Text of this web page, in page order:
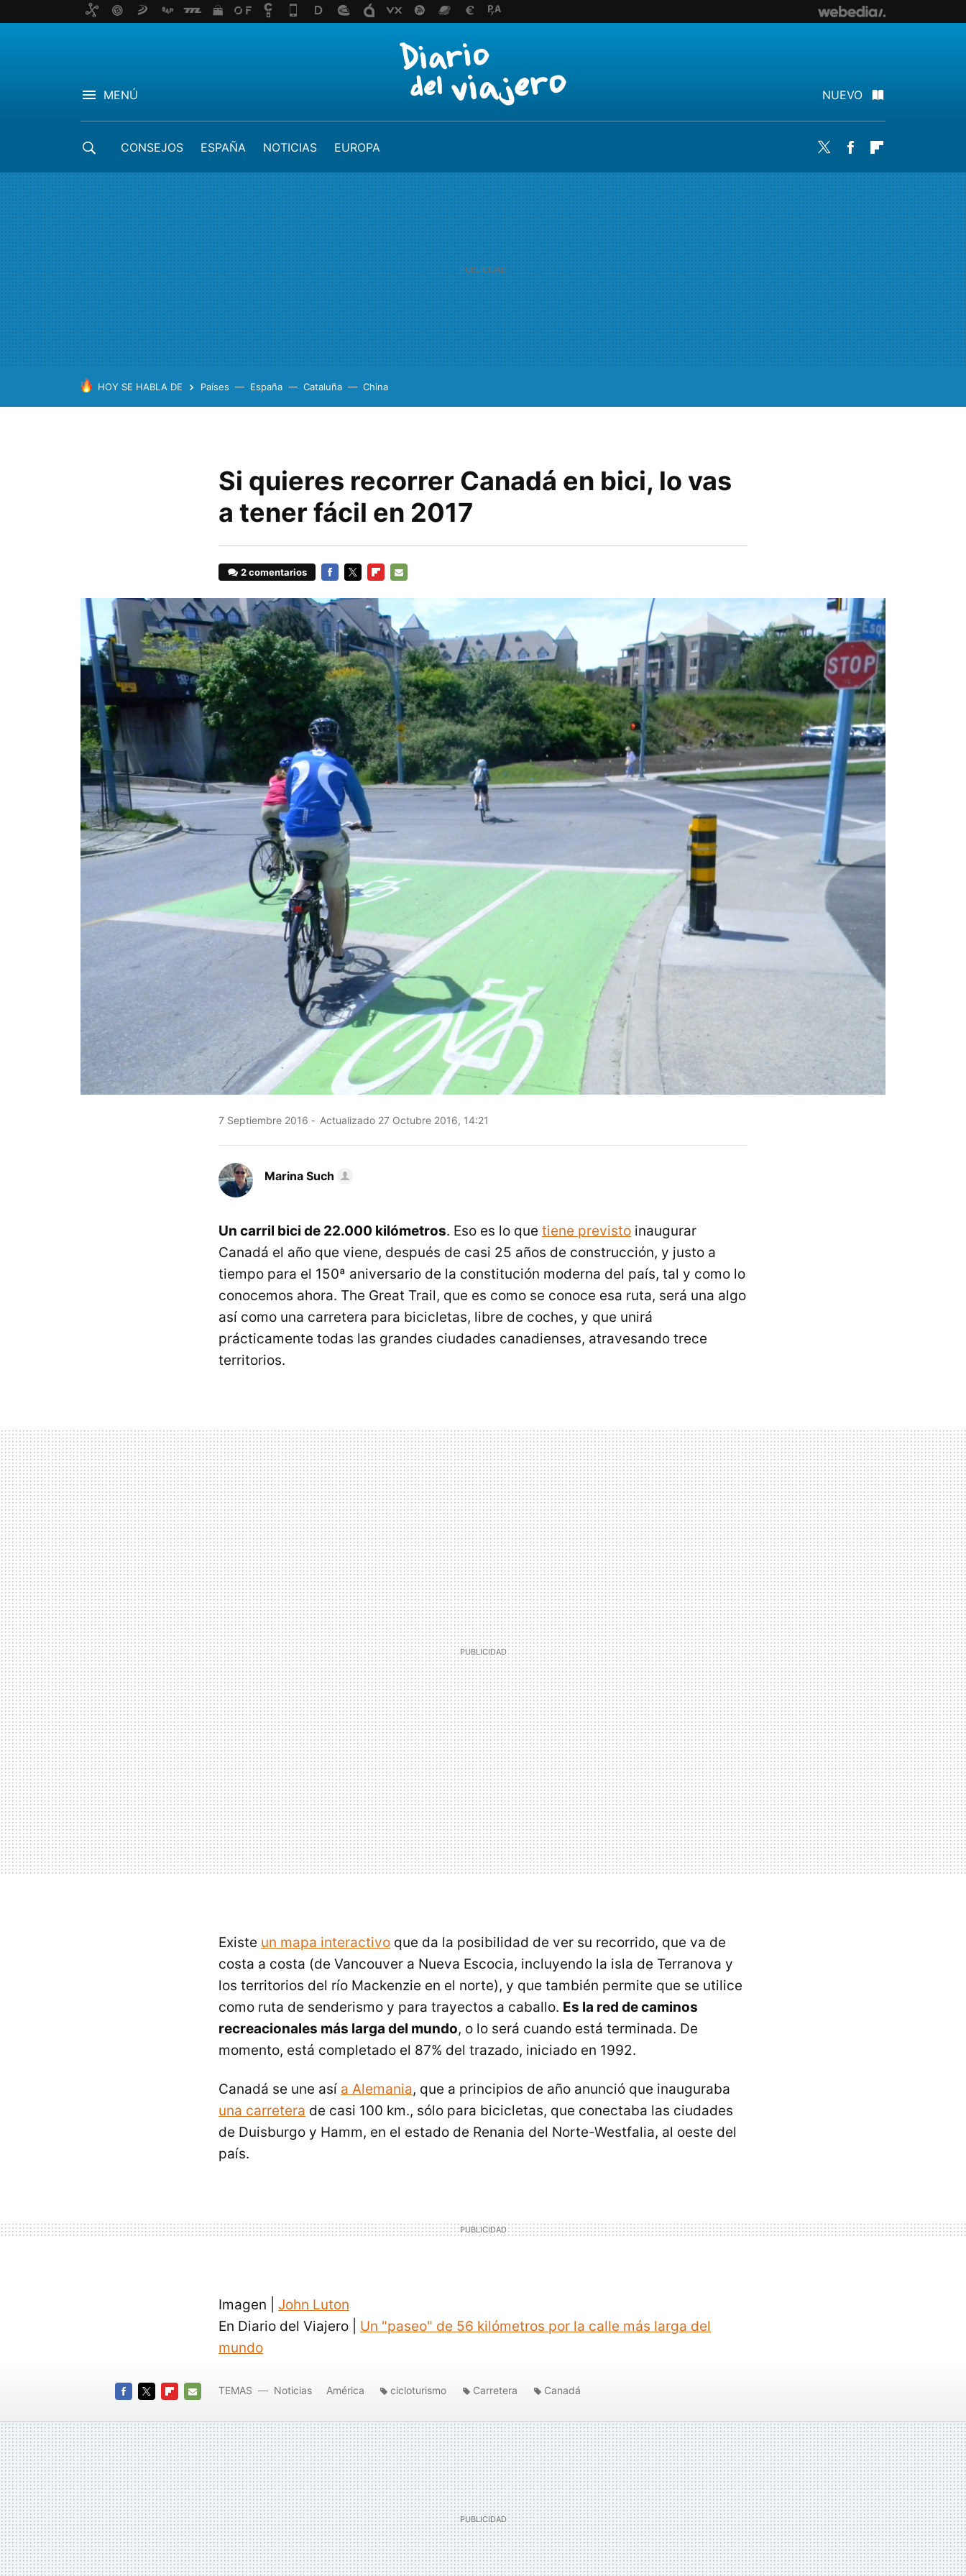
MENÚ NUEVO
CONSEJOS ESPAÑA NOTICIAS EUROPA Twitter Facebook
HOY SE HABLA DE Países España Cataluña China
Si quieres recorrer Canadá en bici, lo vas
a tener fácil en 2017
2 comentarios
7 Septiembre 2016 Actualizado 27 Octubre 2016, 14:21
Marina Such
Un carril bici de 22.000 kilómetros. Eso es lo que tiene previsto inaugurar
Canadá el año que viene, después de casi 25 años de construcción, y justo a
tiempo para el 150ª aniversario de la constitución moderna del país, tal y como lo
conocemos ahora. The Great Trail, que es como se conoce esa ruta, será una algo
así como una carretera para bicicletas, libre de coches, y que unirá
prácticamente todas las grandes ciudades canadienses, atravesando trece
territorios.
Existe un mapa interactivo que da la posibilidad de ver su recorrido, que va de
costa a costa (de Vancouver a Nueva Escocia, incluyendo la isla de Terranova y
los territorios del río Mackenzie en el norte), y que también permite que se utilice
como ruta de senderismo y para trayectos a caballo. Es la red de caminos
recreacionales más larga del mundo, o lo será cuando está terminada. De
momento, está completado el 87% del trazado, iniciado en 1992.
Canadá se une así a Alemania, que a principios de año anunció que inauguraba
una carretera de casi 100 km., sólo para bicicletas, que conectaba las ciudades
de Duisburgo y Hamm, en el estado de Renania del Norte-Westfalia, al oeste del
país.
Imagen | John Luton
En Diario del Viajero | Un "paseo" de 56 kilómetros por la calle más larga del
mundo
MAIL
TEMAS Noticias América cicloturismo Carretera Canadá